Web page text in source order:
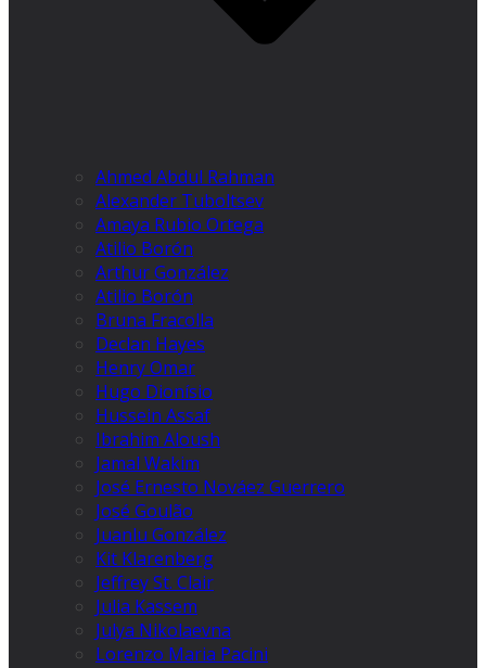
Ahmed Abdul Rahman
Alexander Tuboltsev
Amaya Rubio Ortega
Atilio Borón
Arthur González
Atilio Borón
Bruna Fracolla
Declan Hayes
Henry Omar
Hugo Dionísio
Hussein Assaf
Ibrahim Aloush
Jamal Wakim
José Ernesto Nováez Guerrero
José Goulão
Juanlu González
Kit Klarenberg
Jeffrey St. Clair
Julia Kassem
Julya Nikolaevna
Lorenzo Maria Pacini